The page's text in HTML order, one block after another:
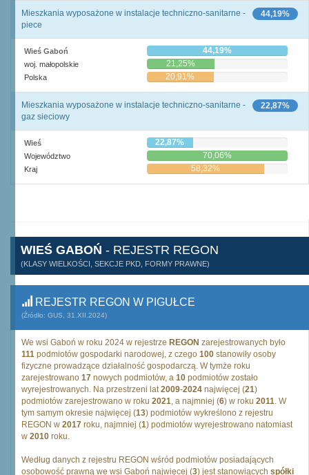
44,19%
Mieszkania wyposażone w instalacje techniczno-sanitarne -
piece
Wieś Gaboń 44,19%
woj. małopolskie 21,25%
Polska 20,91%
22,87%
Mieszkania wyposażone w instalacje techniczno-sanitarne -
gaz sieciowy
Wieś 22,87%
Województwo 70,06%
Kraj 58,32%
WIEŚ GABOŃ - REJESTR REGON
(KLASY WIELKOŚCI, SEKCJE PKD, FORMY PRAWNE)
REJESTR REGON W PIGUŁCE
(Źródło: GUS, 31.XII.2024)
We wsi Gaboń w roku 2024 w rejestrze REGON zarejestrowanych było
111 podmiotów gospodarki narodowej, z czego 100 stanowiły osoby
fizyczne prowadzące działalność gospodarczą. W tymże roku
zarejestrowano 17 nowych podmiotów, a 10 podmiotów zostało
wyrejestrowanych. Na przestrzeni lat2009-2024 najwięcej (21)
podmiotów zarejestrowano w roku 2021, a najmniej (6) w roku 2011. W
tym samym okresie najwięcej (13) podmiotów wykreślono z rejestru
REGON w 2017 roku, najmniej (1) podmiotów wyrejestrowano natomiast
w 2010 roku.
Według danych z rejestru REGON wśród podmiotów posiadających
osobowość prawną we wsi Gaboń najwięcej (3) jest stanowiących spółki